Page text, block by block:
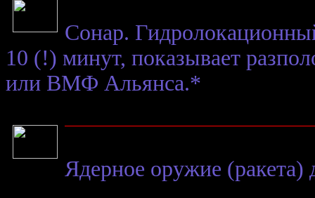
Сонар.
10 (!) минут, показывает
или ВМФ Альянса.*
Ядерное оружие (ракета)